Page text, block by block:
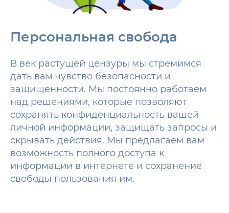
Персональная свобода
В век растущей цензуры мы стремимся
дать вам чувство безопасности и
защищенности. Мы постоянно работаем
над решениями, которые позволяют
сохранять конфиденциальность вашей
личной информации, защищать запросы и
скрывать действия. Мы предлагаем вам
возможность полного доступа к
информации в интернете и сохранение
свободы пользования им.